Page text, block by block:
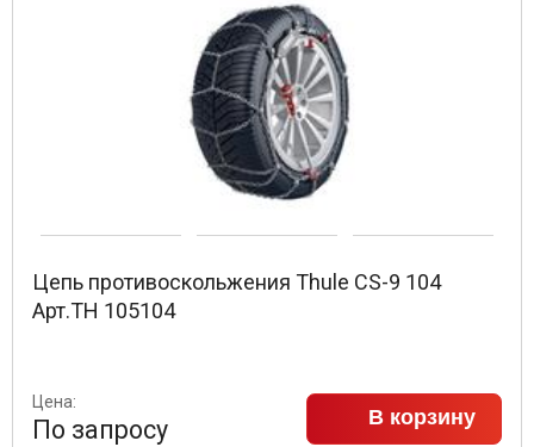
Цепь противоскольжения Thule CS-9 104
Арт.TH 105104
Цена:
По запросу В корзину